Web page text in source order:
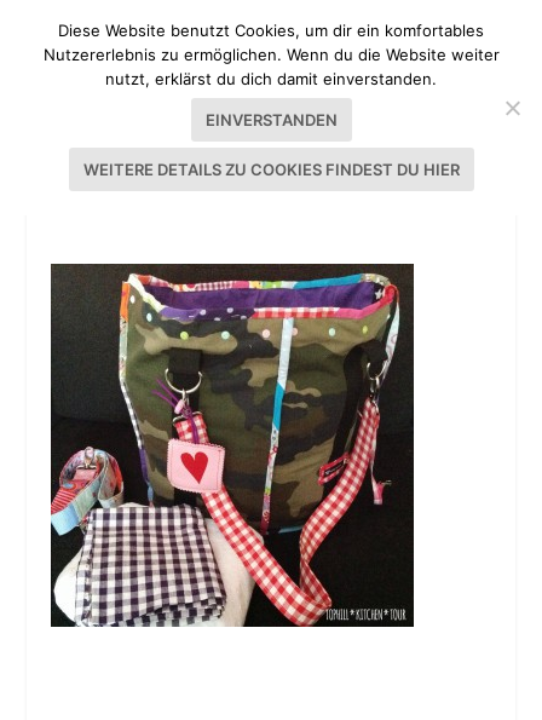
TASCHENSPIELER MARKTTASCHE
Diese Website benutzt Cookies, um dir ein komfortables
Nutzererlebnis zu ermöglichen. Wenn du die Website weiter
nutzt, erklärst du dich damit einverstanden.
EINVERSTANDEN
WEITERE DETAILS ZU COOKIES FINDEST DU HIER